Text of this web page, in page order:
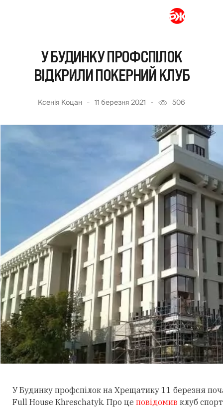
У БУДИНКУ ПРОФСПІЛОК
ВІДКРИЛИ ПОКЕРНИЙ КЛУБ
Ксенія Коцан 11 березня 2021 506
У Будинку профспілок на Хрещатику 11 березня
Full House Khreschatyk. Про це повідомив клуб